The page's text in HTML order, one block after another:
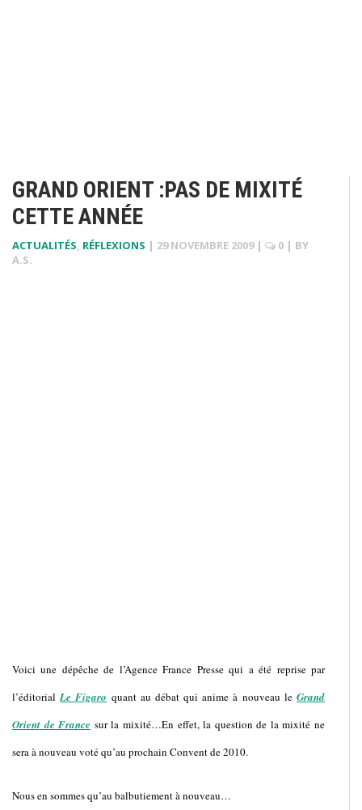
GRAND ORIENT :PAS DE MIXITÉ
CETTE ANNÉE
ACTUALITÉS, RÉFLEXIONS | 29 NOVEMBRE 2009 | 0 | BY
A.S.
Voici une dépêche de l’Agence France Presse qui a été reprise par
l’éditorialLe Figaro quant au débat qui anime à nouveau leGrand
Orient de France sur la mixité…En effet, la question de la mixité ne
sera à nouveau voté qu’au prochain Convent de 2010.
Nous en sommes qu’au balbutiement à nouveau…